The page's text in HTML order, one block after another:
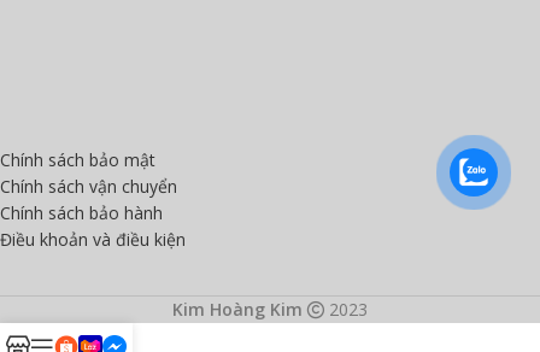
Chính sách bảo mật
Chính sách vận chuyển
Chính sách bảo hành
Điều khoản và điều kiện
Kim Hoàng Kim 2023